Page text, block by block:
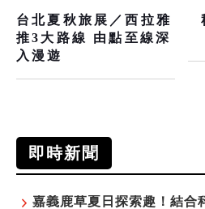
台北夏秋旅展／西拉雅
推3大路線 由點至線深
入漫遊
即時新聞